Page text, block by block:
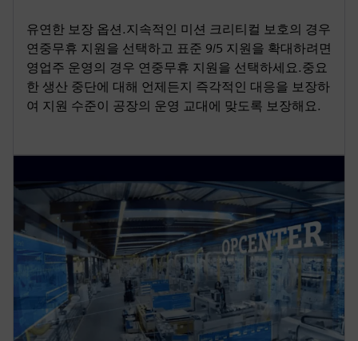
유연한 보장 옵션.지속적인 미션 크리티컬 보호의 경우
연중무휴 지원을 선택하고 표준 9/5 지원을 확대하려면
영업주 운영의 경우 연중무휴 지원을 선택하세요.중요
한 생산 중단에 대해 언제든지 즉각적인 대응을 보장하
여 지원 수준이 공장의 운영 교대에 맞도록 보장해요.